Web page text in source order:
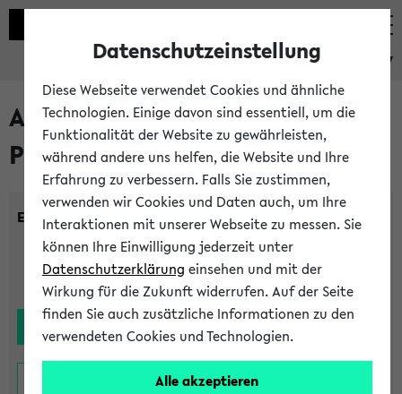
eKVV
Alle noch stattfindenden
Prüfungen
Einrichtung:
Datenschutzeinstellung
Diese Webseite verwendet Cookies und ähnliche
Technologien. Einige davon sind essentiell, um die
Funktionalität der Website zu gewährleisten,
während andere uns helfen, die Website und Ihre
Erfahrung zu verbessern. Falls Sie zustimmen,
verwenden wir Cookies und Daten auch, um Ihre
Interaktionen mit unserer Webseite zu messen. Sie
können Ihre Einwilligung jederzeit unter
Datenschutzerklärung einsehen und mit der
Wirkung für die Zukunft widerrufen. Auf der Seite
finden Sie auch zusätzliche Informationen zu den
verwendeten Cookies und Technologien.
Alle akzeptieren